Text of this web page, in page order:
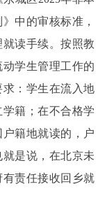
中的审核标准，
读手续。按照教
学生管理工作的
求：学生在流入地
籍；在不合格学
籍地就读的，户
是说，在北京未
责任接收回乡就